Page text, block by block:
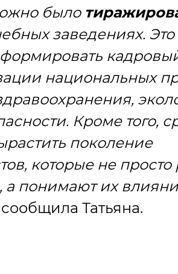
было
заведениях. Это
национальных
Кроме того,
поколение
которые не просто
а понимают их
Татьяна.